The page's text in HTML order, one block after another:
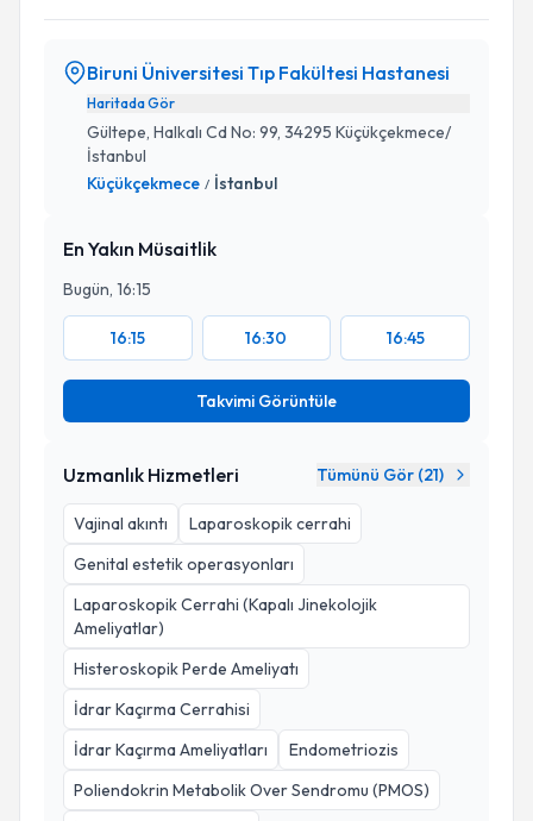
Biruni Üniversitesi Tıp Fakültesi Hastanesi
Haritada Gör
Gültepe, Halkalı Cd No: 99, 34295 Küçükçekmece/
İstanbul
Küçükçekmece / İstanbul
En Yakın Müsaitlik
Bugün, 16:15
16:15 16:30 16:45
Takvimi Görüntüle
Uzmanlık Hizmetleri Tümünü Gör (21)
Vajinal akıntı
Laparoskopik cerrahi
Genital estetik operasyonları
Laparoskopik Cerrahi (Kapalı Jinekolojik
Ameliyatlar)
Histeroskopik Perde Ameliyatı
İdrar Kaçırma Cerrahisi
İdrar Kaçırma Ameliyatları
Endometriozis
Poliendokrin Metabolik Over Sendromu (PMOS)